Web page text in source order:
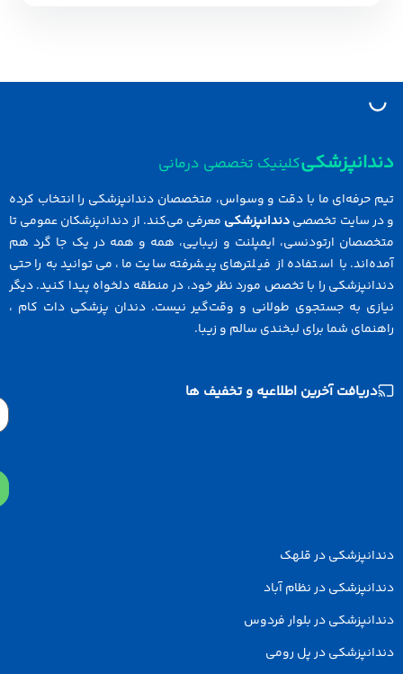
کلینیک تخصصی درمانی
حرفه‌ای ما با دقت و وسواس، متخصصان دندانپزشکی را انتخاب کرده
سایت تخصصیدندانپزشکیمعرفی می‌کند. از دندانپزشکان عمومی تا
ارتودنسی، ایمپلنت و زیبایی، همه و همه در یک جا گرد هم
با استفاده از فیلترهای پیشرفته سایت ما، می‌توانید به راحتی
را با تخصص مورد نظر خود، در منطقه دلخواه پیدا کنید. دیگر
به جستجوی طولانی و وقت‌گیر نیست. دندان پزشکی دات کام ،
شما برای لبخندی سالم و زیبا.
دریافت آخرین اطلاعیه و تخفیف ها
در قلهک
در نظام آباد
در بلوار فردوس
در پل رومی